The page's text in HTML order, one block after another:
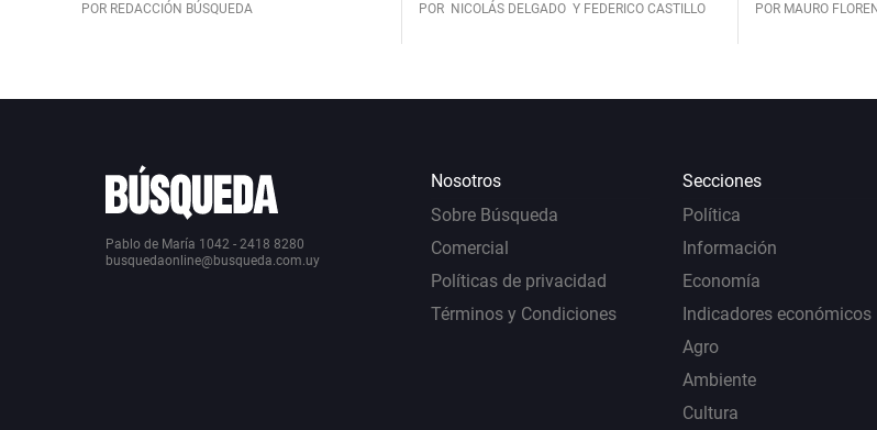
POR REDACCIÓN BÚSQUEDA POR NICOLÁS DELGADO Y FEDERICO CASTILLO POR MAURO
Pablo de María 1042 - 2418 8280
busquedaonline@busqueda.com.uy
Nosotros
Sobre Búsqueda
Comercial
Políticas de privacidad
Términos y Condiciones
Secciones
Política
Información
Economía
Indicadores económicos
Agro
Ambiente
Cultura